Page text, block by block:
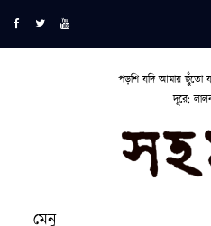
পড়শি যদি আমায় ছুঁতো
দূরে:
মেনু